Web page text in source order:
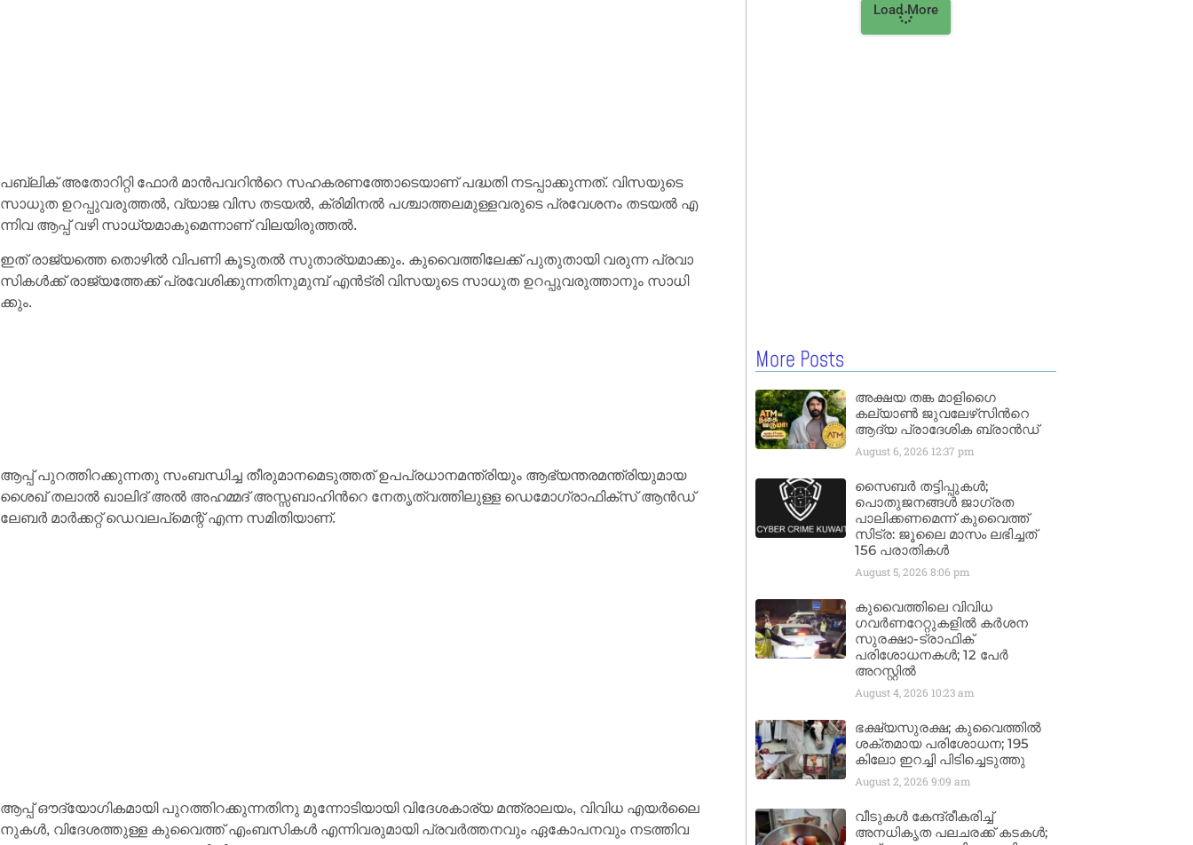
പ​ബ്ലി​ക് അ​തോ​റി​റ്റി ഫോ​ര്‍ മാ​ന്‍പ​വ​റി​ന്‍റെ സ​ഹ​ക​ര​ണ​ത്തോ​ടെ​യാ​ണ് പ​ദ്ധ​തി ന​ട​പ്പാ​ക്കു​ന്ന​ത്. വി​സ​യു​ടെ
സാ​ധു​ത ഉ​റ​പ്പു​വ​രു​ത്ത​ൽ, വ്യാ​ജ വി​സ ത​ട​യ​ൽ, ക്രി​മി​ന​ൽ പ​ശ്ചാ​ത്ത​ല​മു​ള്ള​വ​രു​ടെ പ്ര​വേ​ശ​നം ത​ട​യ​ൽ എ​
ന്നി​വ ആപ്പ് വ​ഴി സാ​ധ്യ​മാ​കു​മെ​ന്നാ​ണ് വി​ല​യി​രു​ത്ത​ൽ.
ഇ​ത് രാ​ജ്യ​ത്തെ തൊ​ഴി​ല്‍ വി​പ​ണി കൂ​ടു​ത​ല്‍ സു​താ​ര്യ​മാ​ക്കും. കു​വൈ​ത്തി​ലേ​ക്ക് പു​തു​താ​യി വ​രു​ന്ന പ്ര​വാ​
സി​ക​ള്‍ക്ക് രാ​ജ്യ​ത്തേ​ക്ക് പ്ര​വേ​ശി​ക്കു​ന്ന​തി​നു​മു​മ്പ് എ​ൻ​ട്രി വി​സ​യു​ടെ സാ​ധു​ത ഉ​റ​പ്പു​വ​രു​ത്താ​നും സാ​ധി​
ക്കും.
ആപ്പ് പു​റ​ത്തി​റ​ക്കു​ന്ന​തു സം​ബ​ന്ധി​ച്ച തീ​രു​മാ​ന​മെ​ടു​ത്ത​ത് ഉ​പ​പ്ര​ധാ​ന​മ​ന്ത്രി​യും ആ​ഭ്യ​ന്ത​ര​മ​ന്ത്രി​യു​മാ​യ
ശൈ​ഖ് ത​ലാ​ൽ ഖാ​ലി​ദ് അ​ൽ അ​ഹ​മ്മ​ദ് അ​സ്സ​ബാ​ഹി​ന്‍റെ നേ​തൃ​ത്വ​ത്തി​ലു​ള്ള ഡെ​മോ​ഗ്രാ​ഫി​ക്സ് ആ​ൻ​ഡ്
ലേ​ബ​ർ മാ​ർ​ക്ക​റ്റ് ഡെ​വ​ല​പ്മെ​ന്റ് എ​ന്ന സ​മി​തി​യാ​ണ്.
ആപ്പ് ഔ​ദ്യോ​ഗി​ക​മാ​യി പു​റ​ത്തി​റ​ക്കു​ന്ന​തി​നു മു​ന്നോ​ടി​യാ​യി വി​ദേ​ശ​കാ​ര്യ മ​ന്ത്രാ​ല​യം, വി​വി​ധ എ​യ​ർ​ലൈ​
നു​ക​ൾ, വി​ദേ​ശ​ത്തു​ള്ള കു​വൈ​ത്ത് എം​ബ​സി​ക​ൾ എ​ന്നി​വ​രു​മാ​യി പ്ര​വ​ർ​ത്ത​ന​വും ഏ​കോ​പ​ന​വും ന​ട​ത്തി​വ​
Load More
More Posts
അക്ഷയ തങ്ക മാളിഗൈ
കല്യാണ്‍ ജുവലേഴ്‌സിന്‍റെ
ആദ്യ പ്രാദേശിക ബ്രാന്‍ഡ്
August 6, 2026 12:37 pm
സൈബർ തട്ടിപ്പുകൾ;
പൊതുജനങ്ങൾ ജാഗ്രത
പാലിക്കണമെന്ന് കുവൈത്ത്
സിട്ര: ജൂലൈ മാസം ലഭിച്ചത്
156 പരാതികൾ
August 5, 2026 8:06 pm
കുവൈത്തിലെ വിവിധ
ഗവർണറേറ്റുകളിൽ കർശന
സുരക്ഷാ-ട്രാഫിക്
പരിശോധനകൾ; 12 പേർ
അറസ്റ്റിൽ
August 4, 2026 10:23 am
ഭക്ഷ്യസുരക്ഷ; കുവൈത്തിൽ
ശക്തമായ പരിശോധന; 195
കിലോ ഇറച്ചി പിടിച്ചെടുത്തു
August 2, 2026 9:09 am
വീടുകൾ കേന്ദ്രീകരിച്ച്
അനധികൃത പലചരക്ക് കടകൾ;